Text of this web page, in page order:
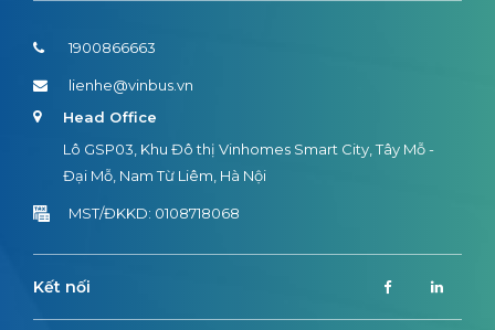
1900866663
lienhe@vinbus.vn
Head Office
Lô GSP03, Khu Đô thị Vinhomes Smart City, Tây Mỗ -
Đại Mỗ, Nam Từ Liêm, Hà Nội
MST/ĐKKD: 0108718068
Kết nối